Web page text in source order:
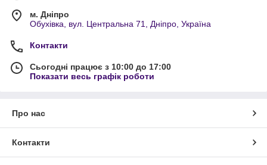
м. Дніпро
Обухівка, вул. Центральна 71, Дніпро, Україна
Контакти
Сьогодні працює з 10:00 до 17:00
Показати весь графік роботи
Про нас
Контакти